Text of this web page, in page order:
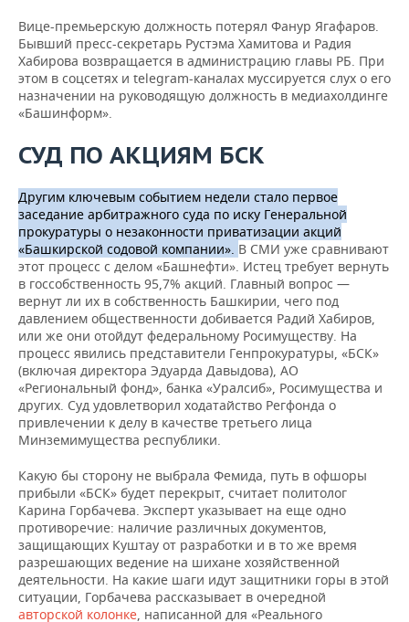
Вице-премьерскую должность потерял Фанур Ягафаров.
Бывший пресс-секретарь Рустэма Хамитова и Радия
Хабирова возвращается в администрацию главы РБ. При
этом в соцсетях и telegram-каналах муссируется слух о его
назначении на руководящую должность в медиахолдинге
«Башинформ».
СУД ПО АКЦИЯМ БСК
Другим ключевым событием недели стало первое
заседание арбитражного суда по иску Генеральной
прокуратуры о незаконности приватизации акций
«Башкирской содовой компании». В СМИ уже сравнивают
этот процесс с делом «Башнефти». Истец требует вернуть
в госсобственность 95,7% акций. Главный вопрос —
вернут ли их в собственность Башкирии, чего под
давлением общественности добивается Радий Хабиров,
или же они отойдут федеральному Росимуществу. На
процесс явились представители Генпрокуратуры, «БСК»
(включая директора Эдуарда Давыдова), АО
«Региональный фонд», банка «Уралсиб», Росимущества и
других. Суд удовлетворил ходатайство Регфонда о
привлечении к делу в качестве третьего лица
Минземимущества республики.
Какую бы сторону не выбрала Фемида, путь в офшоры
прибыли «БСК» будет перекрыт, считает политолог
Карина Горбачева. Эксперт указывает на еще одно
противоречие: наличие различных документов,
защищающих Куштау от разработки и в то же время
разрешающих ведение на шихане хозяйственной
деятельности. На какие шаги идут защитники горы в этой
ситуации, Горбачева рассказывает в очередной
авторской колонке, написанной для «Реального